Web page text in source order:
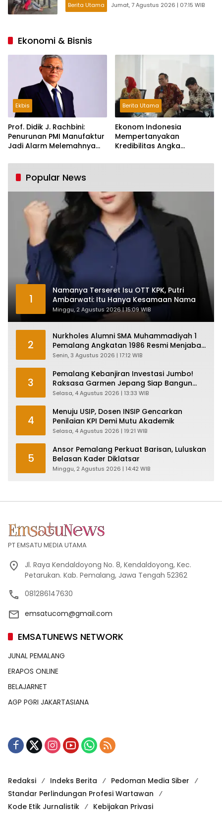
Berita Utama Jumat, 7 Agustus 2026 | 07:15 WIB
Ekonomi & Bisnis
Ekbis
Prof. Didik J. Rachbini:
Penurunan PMI Manufaktur
Jadi Alarm Melemahnya
Berita Utama
Ekonom Indonesia
Mempertanyakan
Kredibilitas Angka
Tumbuh Tapi Rapuh
Popular News
1
Namanya Terseret Isu OTT KPK, Putri
Ambarwati: Itu Hanya Kesamaan Nama
Minggu, 2 Agustus 2026 | 15:09 WIB
2
Nurkholes Alumni SMA Muhammadiyah 1
Pemalang Angkatan 1986 Resmi Menjabat
Plt Bupati, Inilah Pesan Ketua Asmam 86
Senin, 3 Agustus 2026 | 17:12 WIB
3
Pemalang Kebanjiran Investasi Jumbo!
Raksasa Garmen Jepang Siap Bangun
Pabrik dan Serap Ribuan Tenaga Kerja
Selasa, 4 Agustus 2026 | 13:33 WIB
4
Menuju USIP, Dosen INSIP Gencarkan
Penilaian KPI Demi Mutu Akademik
Selasa, 4 Agustus 2026 | 19:21 WIB
5
Ansor Pemalang Perkuat Barisan, Luluskan
Belasan Kader Diklatsar
Minggu, 2 Agustus 2026 | 14:42 WIB
PT EMSATU MEDIA UTAMA
Jl. Raya Kendaldoyong No. 8, Kendaldoyong, Kec.
Petarukan. Kab. Pemalang, Jawa Tengah 52362
081286147630
emsatucom@gmail.com
EMSATUNEWS NETWORK
JUNAL PEMALANG
ERAPOS ONLINE
BELAJARNET
AGP PGRI JAKARTASIANA
Redaksi Indeks Berita
Pedoman Media Siber
Standar Perlindungan Profesi Wartawan
Kode Etik Jurnalistik
Kebijakan Privasi